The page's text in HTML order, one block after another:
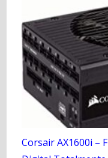
Corsair AX1600i –